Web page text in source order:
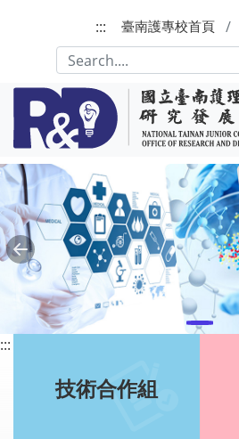
:::
臺南護專校首頁
Previous
:::
技術合作組